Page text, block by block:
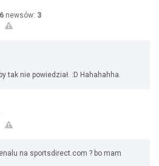
newsów: 3
tak nie powiedział. :D Hahahahha.
na sportsdirect.com ? bo mam